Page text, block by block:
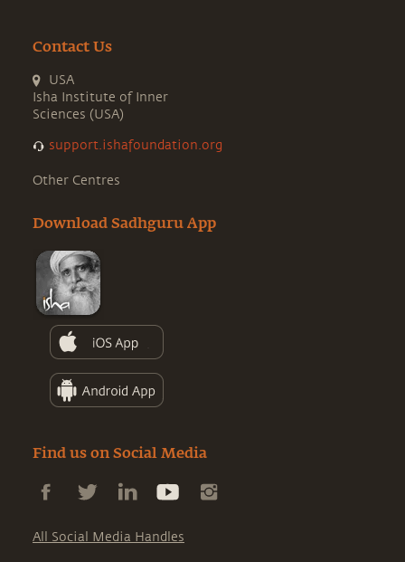
Contact Us
USA
Isha Institute of Inner
Sciences (USA)
support.ishafoundation.org
Other Centres
Download Sadhguru App
Find us on Social Media
All Social Media Handles